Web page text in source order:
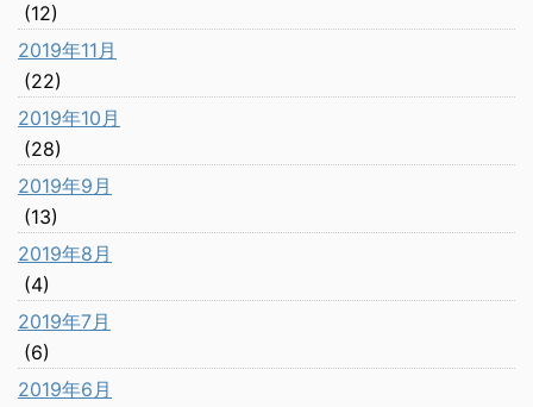
(12)
2019年11月
(22)
2019年10月
(28)
2019年9月
(13)
2019年8月
(4)
2019年7月
(6)
2019年6月